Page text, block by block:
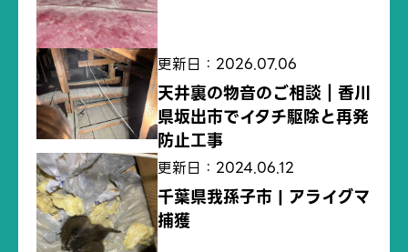
更新日：2026.07.06
天井裏の物音のご相談｜香川
県坂出市でイタチ駆除と再発
防止工事
更新日：2024.06.12
千葉県我孫子市 | アライグマ
捕獲